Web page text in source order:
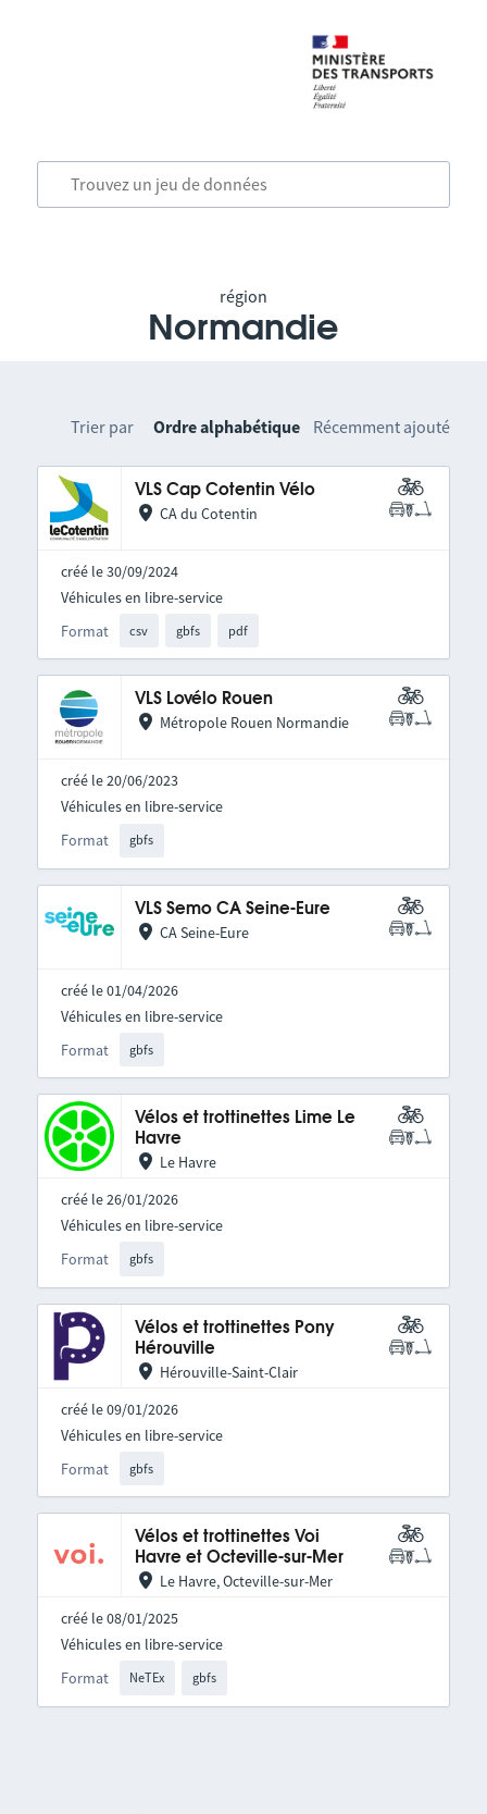
région
Normandie
Trier par Ordre alphabétique Récemment ajouté
VLS Cap Cotentin Vélo
CA du Cotentin
créé le 30/09/2024
Format csv gbfs pdf
Véhicules en libre-service
VLS Lovélo Rouen
Métropole Rouen Normandie
créé le 20/06/2023
Format gbfs
Véhicules en libre-service
VLS Semo CA Seine-Eure
CA Seine-Eure
créé le 01/04/2026
Format gbfs
Véhicules en libre-service
Vélos et trottinettes Lime Le
Havre
Le Havre
créé le 26/01/2026
Format gbfs
Véhicules en libre-service
Vélos et trottinettes Pony
Hérouville
Hérouville-Saint-Clair
créé le 09/01/2026
Format gbfs
Véhicules en libre-service
Vélos et trottinettes Voi
Havre et Octeville-sur-Mer
Le Havre, Octeville-sur-Mer
créé le 08/01/2025
Format NeTEx gbfs
Véhicules en libre-service